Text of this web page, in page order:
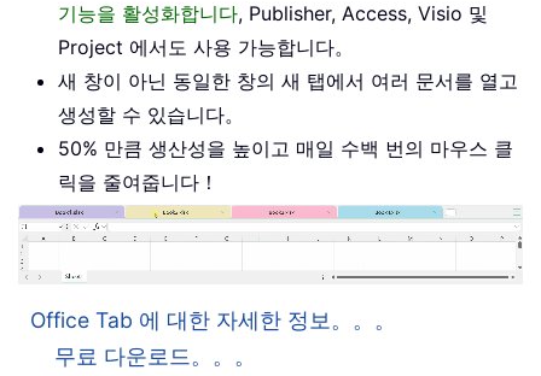
기능을 활성화합니다, Publisher, Access, Visio 및
Project 에서도 사용 가능합니다。
새 창이 아닌 동일한 창의 새 탭에서 여러 문서를 열고
생성할 수 있습니다。
50% 만큼 생산성을 높이고 매일 수백 번의 마우스 클
릭을 줄여줍니다！
Office Tab 에 대한 자세한 정보。。。
무료 다운로드。。。